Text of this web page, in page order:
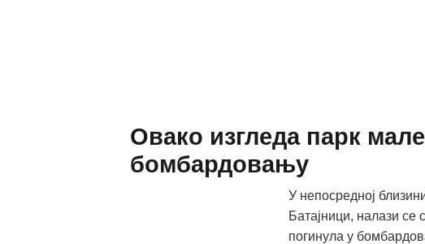
Овако изгледа парк
бомбардовању
У непосредној
Батајници, налази се
погинула у